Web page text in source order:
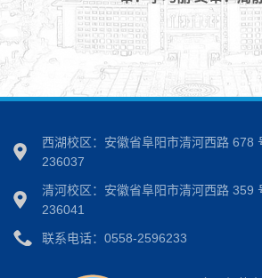
西湖校区：安徽省阜阳市清河西路 678
236037
清河校区：安徽省阜阳市清河西路 359
236041
联系电话：0558-2596233